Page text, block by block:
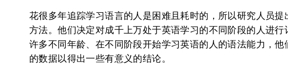
花很多年追踪学习语言的人是困难且耗时的，所以研究人员提
方法。他们决定对成千上万处于英语学习的不同阶段的人进行
许多不同年龄、在不同阶段开始学习英语的人的语法能力，他
的数据以得出一些有意义的结论。